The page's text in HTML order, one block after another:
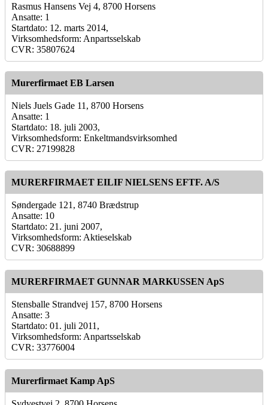
Rasmus Hansens Vej 4, 8700 Horsens
Ansatte: 1
Startdato: 12. marts 2014,
Virksomhedsform: Anpartsselskab
CVR: 35807624
Murerfirmaet EB Larsen
Niels Juels Gade 11, 8700 Horsens
Ansatte: 1
Startdato: 18. juli 2003,
Virksomhedsform: Enkeltmandsvirksomhed
CVR: 27199828
MURERFIRMAET EILIF NIELSENS EFTF. A/S
Søndergade 121, 8740 Brædstrup
Ansatte: 10
Startdato: 21. juni 2007,
Virksomhedsform: Aktieselskab
CVR: 30688899
MURERFIRMAET GUNNAR MARKUSSEN ApS
Stensballe Strandvej 157, 8700 Horsens
Ansatte: 3
Startdato: 01. juli 2011,
Virksomhedsform: Anpartsselskab
CVR: 33776004
Murerfirmaet Kamp ApS